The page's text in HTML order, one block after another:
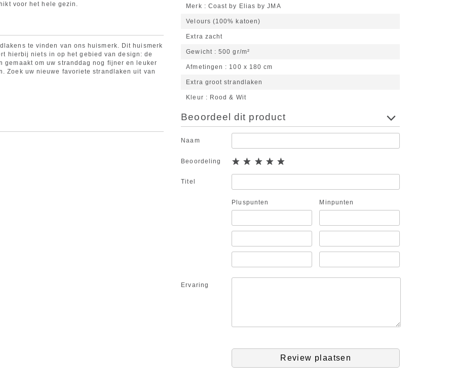
voor het hele gezin.
te vinden van ons huismerk. Dit huismerk
hierbij niets in op het gebied van design: de
om uw stranddag nog fijner en leuker
Zoek uw nieuwe favoriete strandlaken uit van
Merk Coast by Elias by JMA
Velours (100% katoen)
Extra zacht
Gewicht 500 gr/m²
Afmetingen 100 x 180 cm
Extra groot strandlaken
Kleur Rood & Wit
Beoordeel dit product
Naam
Beoordeling
Titel
Pluspunten Minpunten
Ervaring
Review plaatsen